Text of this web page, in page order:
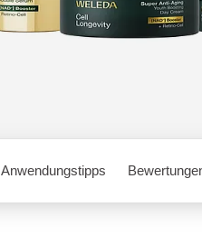
Anwendungstipps